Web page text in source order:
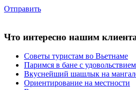
Отправить
Что интересно нашим
Советы туристам во Вьетнаме
Паримся в бане с
Вкуснейший шашлык на
Ориентирование на местности